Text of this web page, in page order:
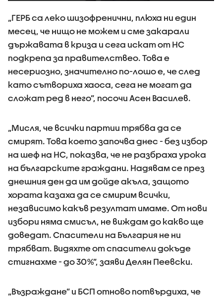
„ГЕРБ са леко шизофренични, плюха ни един
месец, че нищо не можем и сме закарали
държавата в криза и сега искат от НС
подкрепа за правителствео. Това е
несериозно, значително по-лошо е, че след
като сътвориха хаоса, сега не могат да
сложат ред в него”, посочи Асен Василев.
„Мисля, че всички партии трябва да се
смирят. Това което започва днес - без избор
на шеф на НС, показва, че не разбраха урока
на българските граждани. Надявам се през
днешния ден да им дойде акъла, защото
хората казаха да се смирим всички,
независимо какъв резултат имаме. От нови
избори няма смисъл, не виждам до какво ще
доведат. Спасители на България не ни
трябват. Видяхте от спасители докъде
стигнахме - до 30%”, заяви Делян Пеевски.
„Възраждане” и БСП отново потвърдиха, че